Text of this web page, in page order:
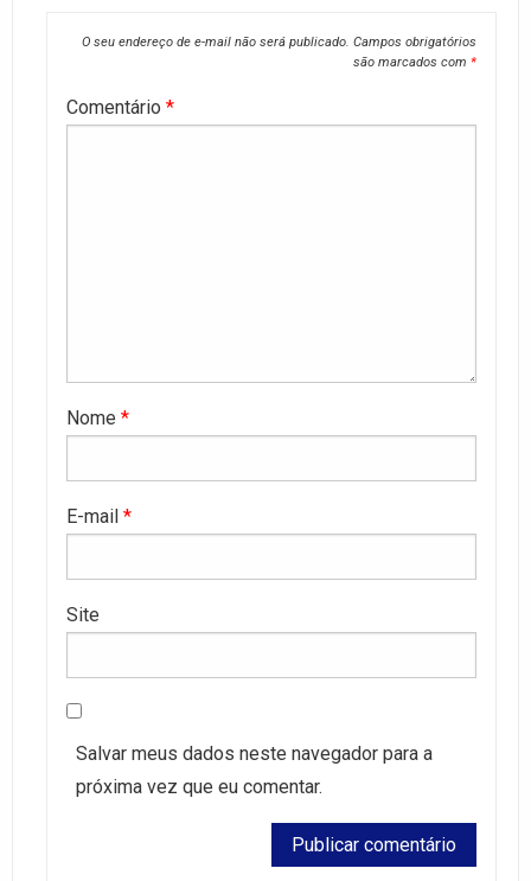
O seu endereço de e-mail não será publicado. Campos obrigatórios
são marcados com *
Comentário *
Nome *
E-mail *
Site
Salvar meus dados neste navegador para a
próxima vez que eu comentar.